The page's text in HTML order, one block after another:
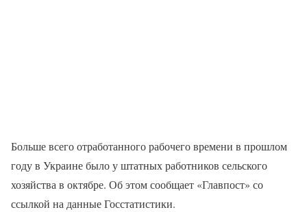
Больше всего отработанного рабочего времени в прошлом
году в Украине было у штатных работников сельского
хозяйства в октябре. Об этом сообщает «Главпост» со
ссылкой на данные Госстатистики.